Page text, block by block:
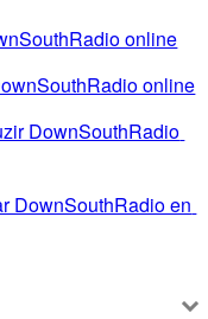
online
online
DownSouthRadio
DownSouthRadio en